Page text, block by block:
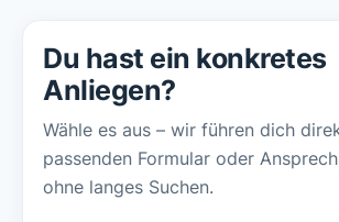
Du hast ein konkretes
Anliegen?
Wähle es aus – wir führen dich
passenden Formular oder
ohne langes Suchen.